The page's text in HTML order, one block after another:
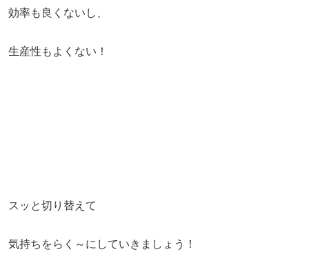
効率も良くないし、
生産性もよくない！
スッと切り替えて
気持ちをらく～にしていきましょう！